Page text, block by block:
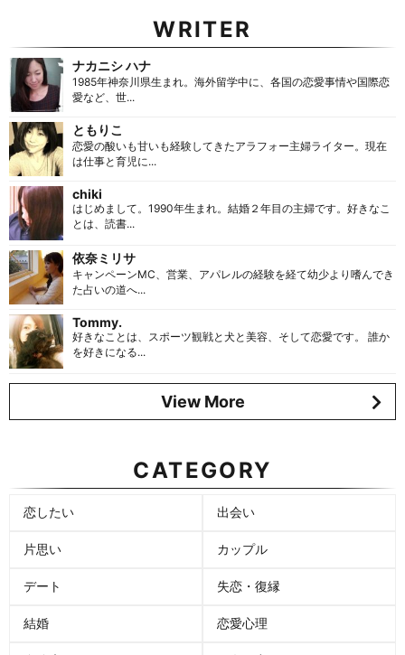
WRITER
ナカニシ ハナ
1985年神奈川県生まれ。海外留学中に、各国の恋愛事情や国際恋
愛など、世...
ともりこ
恋愛の酸いも甘いも経験してきたアラフォー主婦ライター。現在
は仕事と育児に...
chiki
はじめまして。1990年生まれ。結婚２年目の主婦です。好きなこ
とは、読書...
依奈ミリサ
キャンペーンMC、営業、アパレルの経験を経て幼少より嗜んでき
た占いの道へ...
Tommy.
好きなことは、スポーツ観戦と犬と美容、そして恋愛です。 誰か
を好きになる...
View More
CATEGORY
恋したい 出会い
片思い カップル
デート 失恋・復縁
結婚 恋愛心理